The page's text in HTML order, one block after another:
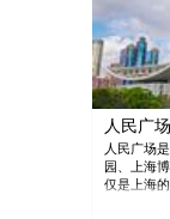
人民广场
人民广场
园、上海
仅是上海